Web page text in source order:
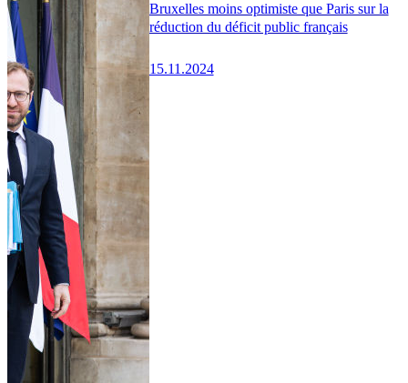
Bruxelles moins optimiste que Paris sur la
réduction du déficit public français
15.11.2024